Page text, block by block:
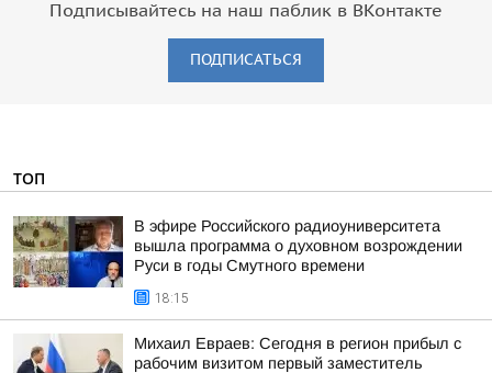
Подписывайтесь на наш паблик в ВКонтакте
ПОДПИСАТЬСЯ
ТОП
В эфире Российского радиоуниверситета
вышла программа о духовном возрождении
Руси в годы Смутного времени
18:15
Михаил Евраев: Сегодня в регион прибыл с
рабочим визитом первый заместитель